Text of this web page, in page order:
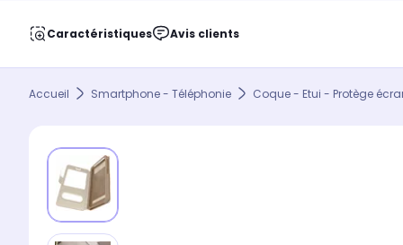
Caractéristiques Avis clients
Accueil Smartphone - Téléphonie Coque - Etui - Protège